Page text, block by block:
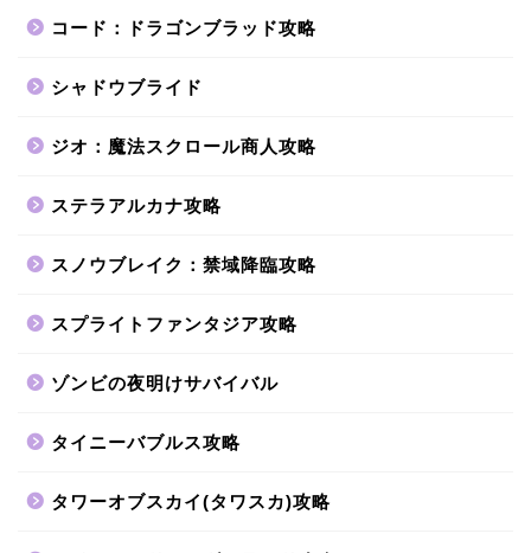
コード：ドラゴンブラッド攻略
シャドウブライド
ジオ：魔法スクロール商人攻略
ステラアルカナ攻略
スノウブレイク：禁域降臨攻略
スプライトファンタジア攻略
ゾンビの夜明けサバイバル
タイニーバブルス攻略
タワーオブスカイ(タワスカ)攻略